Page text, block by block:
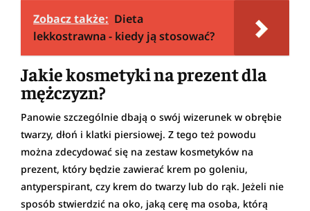
Zobacz także: Dieta
lekkostrawna - kiedy ją stosować?
Jakie kosmetyki na prezent dla
mężczyzn?
Panowie szczególnie dbają o swój wizerunek w obrębie
twarzy, dłoń i klatki piersiowej. Z tego też powodu
można zdecydować się na zestaw kosmetyków na
prezent, który będzie zawierać krem po goleniu,
antyperspirant, czy krem do twarzy lub do rąk. Jeżeli nie
sposób stwierdzić na oko, jaką cerę ma osoba, którą